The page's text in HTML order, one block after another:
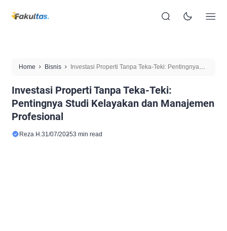
Home Bisnis
Investasi Properti Tanpa Teka-Teki: Pentingnya
Investasi Properti Tanpa Teka-Teki:
Pentingnya Studi Kelayakan dan Manajemen
Profesional
Reza H.31/07/20253 min read